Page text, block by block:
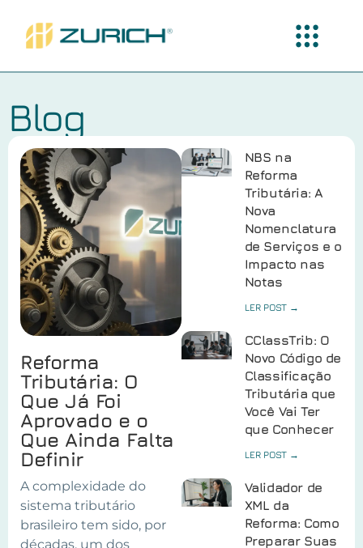
Blog
Reforma
Tributária: O
Que Já Foi
Aprovado e o
Que Ainda Falta
Definir
A complexidade do
sistema tributário
brasileiro tem sido, por
décadas, um dos
NBS na
Reforma
Tributária: A
Nova
Nomenclatura
de Serviços e o
Impacto nas
Notas
LER POST →
CClassTrib: O
Novo Código de
Classificação
Tributária que
Você Vai Ter
que Conhecer
LER POST →
Validador de
XML da
Reforma: Como
Preparar Suas